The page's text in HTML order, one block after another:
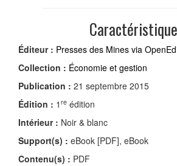
Éditeur : Presses des Mines via
Collection : Économie et gestion
Publication : 21 septembre 2015
Édition : 1 re édition
Intérieur : Noir & blanc
Support(s) : eBook [PDF], eBook
Contenu(s) : PDF